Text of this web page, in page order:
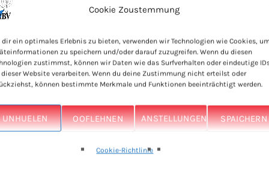
Cookie Zoustemmung
dir ein optimales Erlebnis zu bieten, verwenden wir Technologien wie Cookies,
zu speichern und/oder darauf zuzugreifen. Wenn du diesen
zustimmst, können wir Daten wie das Surfverhalten oder eindeutige
Website verarbeiten. Wenn du deine Zustimmung nicht erteilst oder
können bestimmte Merkmale und Funktionen beeinträchtigt werden.
UNHUELEN OOFLEHNEN ANSTELLUNGEN SPAICHERN
Cookie-Richtlinie
SPEAKER
James